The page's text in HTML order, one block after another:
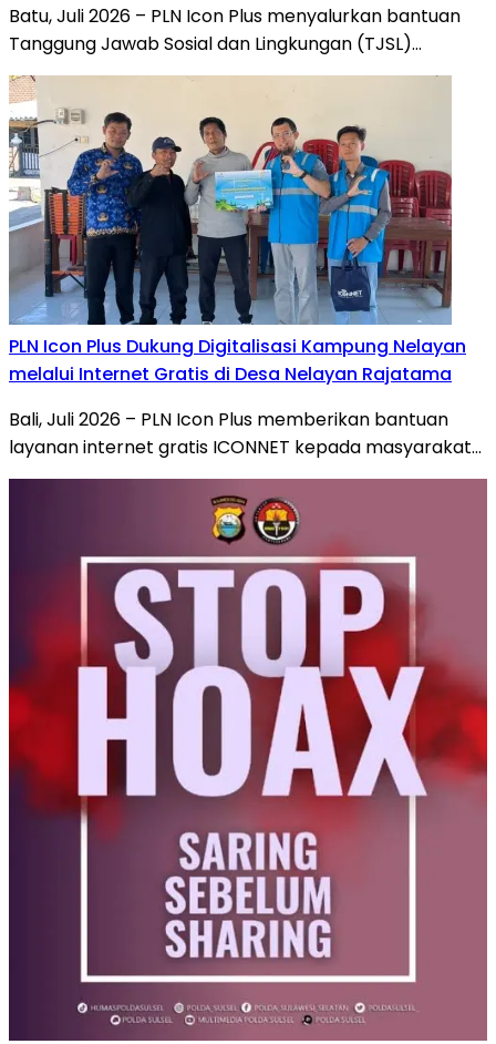
Batu, Juli 2026 – PLN Icon Plus menyalurkan bantuan
Tanggung Jawab Sosial dan Lingkungan (TJSL)…
PLN Icon Plus Dukung Digitalisasi Kampung Nelayan
melalui Internet Gratis di Desa Nelayan Rajatama
Bali, Juli 2026 – PLN Icon Plus memberikan bantuan
layanan internet gratis ICONNET kepada masyarakat…